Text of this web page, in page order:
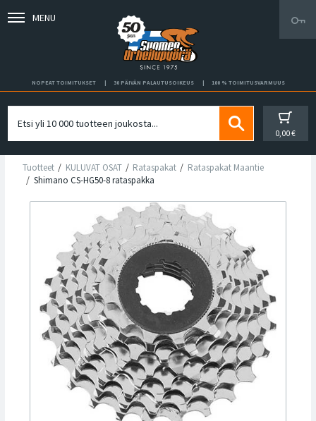
MENU
NOPEAT TOIMITUKSET 30 PÄIVÄN PALAUTUSOIKEUS 100 % TOIMITUSVARMUUS
0,00 €
Tuotteet KULUVAT OSAT Rataspakat
Rataspakat Maantie
Shimano CS-HG50-8 rataspakka